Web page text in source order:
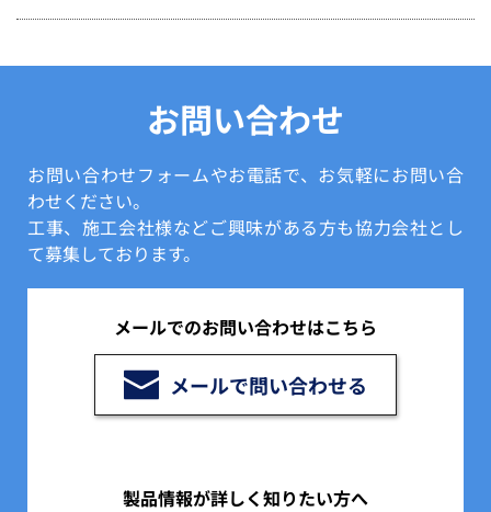
お問い合わせ
お問い合わせフォームやお電話で、お気軽にお問い合
わせください。
工事、施工会社様などご興味がある方も協力会社とし
て募集しております。
メールでのお問い合わせはこちら
メールで問い合わせる
製品情報が詳しく知りたい方へ